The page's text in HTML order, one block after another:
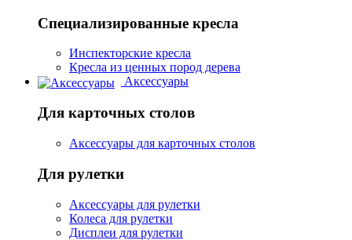
Специализированные кресла
Инспекторские кресла
Кресла из ценных пород дерева
Аксессуары
Для карточных столов
Аксессуары для карточных столов
Для рулетки
Аксессуары для рулетки
Колеса для рулетки
Дисплеи для рулетки